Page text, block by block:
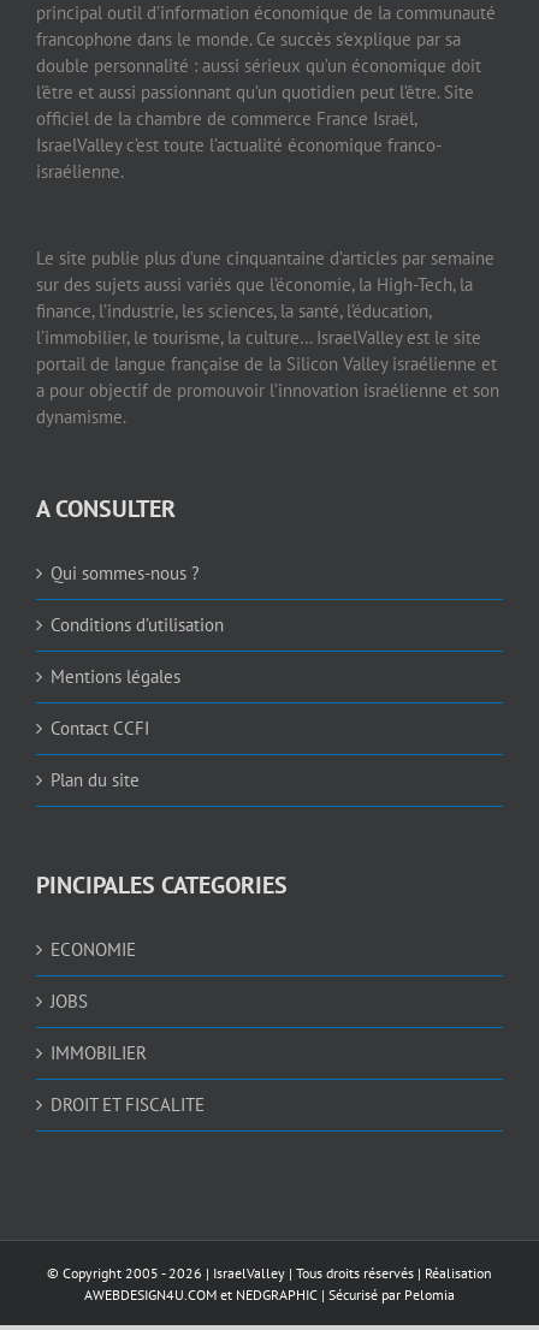
principal outil d’information économique de la communauté
francophone dans le monde. Ce succès s’explique par sa
double personnalité : aussi sérieux qu’un économique doit
l’être et aussi passionnant qu’un quotidien peut l’être. Site
officiel de la chambre de commerce France Israël,
IsraelValley c’est toute l’actualité économique franco-
israélienne.
Le site publie plus d’une cinquantaine d’articles par semaine
sur des sujets aussi variés que l’économie, la High-Tech, la
finance, l’industrie, les sciences, la santé, l’éducation,
l’immobilier, le tourisme, la culture… IsraelValley est le site
portail de langue française de la Silicon Valley israélienne et
a pour objectif de promouvoir l’innovation israélienne et son
dynamisme.
A CONSULTER
Qui sommes-nous ?
Conditions d’utilisation
Mentions légales
Contact CCFI
Plan du site
PINCIPALES CATEGORIES
ECONOMIE
JOBS
IMMOBILIER
DROIT ET FISCALITE
© Copyright 2005 -2026 | IsraelValley | Tous droits réservés | Réalisation
AWEBDESIGN4U.COM et NEDGRAPHIC | Sécurisé par Pelomia